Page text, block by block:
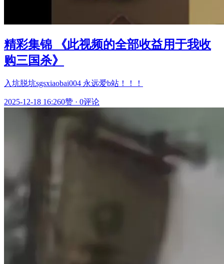
精彩集锦 《此视频的全部收益用于我收
购三国杀》
入坑脱坑sgsxiaobai004 永远爱b站！！！
2025-12-18 16:260赞 · 0评论